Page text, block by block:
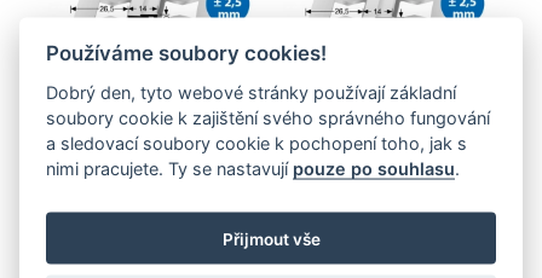
ŠROUBOVACÍ
Dilatační profil Küberit 319G
pro krytiny do 6mm
2 058,00 Kč
ŠROUBOVACÍ
Dilatační profil Küberit 318G
pro krytiny do 4,5mm
1 940,00 Kč
Používáme soubory cookies!
Dobrý den, tyto webové stránky používají základní
soubory cookie k zajištění svého správného fungování
a sledovací soubory cookie k pochopení toho, jak s
nimi pracujete. Ty se nastavují pouze po souhlasu.
Přijmout vše